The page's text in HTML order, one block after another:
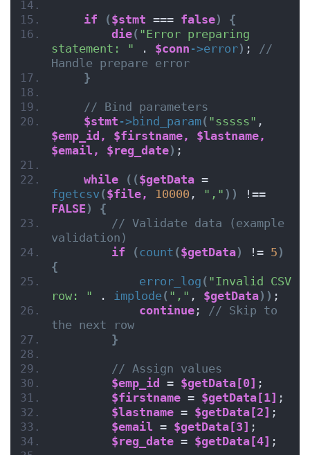
if ($stmt === false)
{
die( "Error preparing
statement: " . $conn ->error) ; //
Handle prepare error
}
// Bind parameters
$stmt ->bind_param( "sssss"
$emp_id,
$firstname,
$lastname,
$email,
$reg_date) ;
while (($getData
fgetcsv($file, 10000 , "," ))
FALSE )
{
// Validate data (example
validation)
if
(count ($getData) != 5 )
{
error_log ( "Invalid CSV
row: " . implode( "," , $getData)) ;
continue ; // Skip to
the next row
}
// Assign values
$emp_id
= $getData[0] ;
$firstname = $getData[1] ;
$lastname = $getData[2] ;
$email = $getData[3] ;
$reg_date = $getData[4] ;